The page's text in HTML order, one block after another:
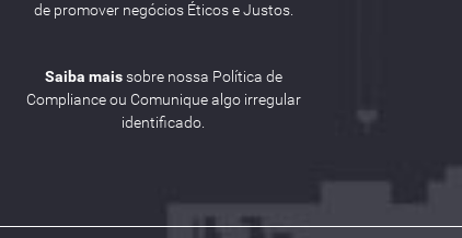
de promover negócios Éticos e Justos.
Saiba maissobre nossa Política de
Compliance ou Comunique algo irregular
identificado.